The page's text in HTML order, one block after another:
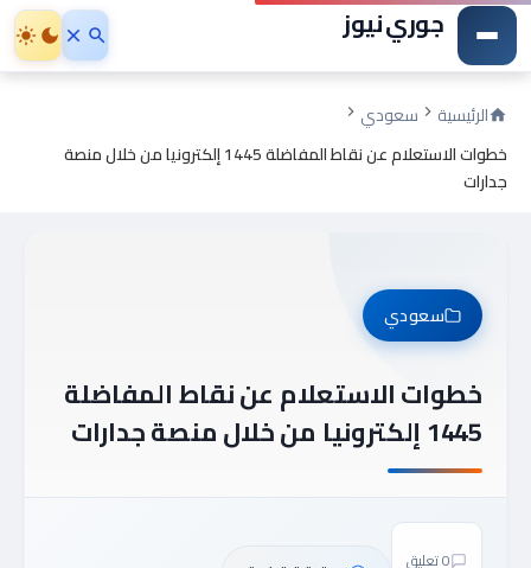
جوري نيوز
الرئيسية
سعودي
خطوات الاستعلام عن نقاط المفاضلة 1445 إلكترونيا من خلال منصة
جدارات
سعودي
خطوات الاستعلام عن نقاط المفاضلة
1445 إلكترونيا من خلال منصة جدارات
0 تعليق